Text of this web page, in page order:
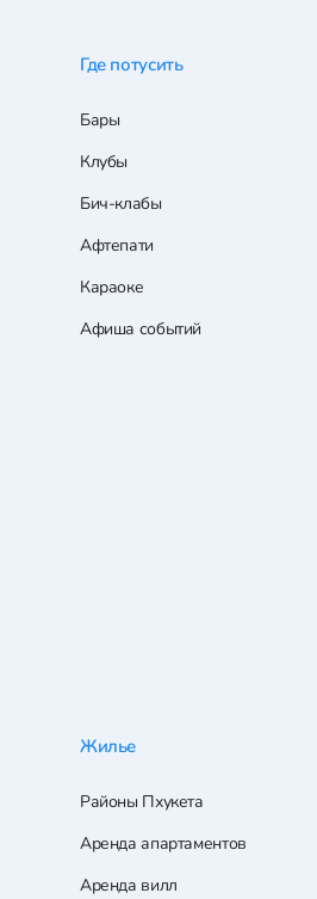
Где потусить
Бары
Клубы
Бич-клабы
Афтепати
Караоке
Афиша событий
Жилье
Районы Пхукета
Аренда апартаментов
Аренда вилл